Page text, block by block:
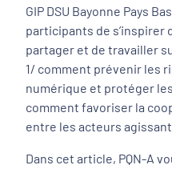
GIP DSU Bayonne Pays
participants de s’inspirer
partager et de travailler
1/ comment prévenir les
numérique et protéger
comment favoriser la
entre les acteurs
Dans cet article, PQN-A